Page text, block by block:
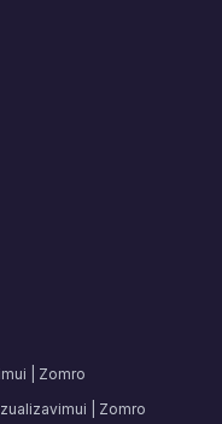
| Zomro
| Zomro